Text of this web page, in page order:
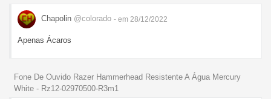
Chapolin @colorado - em 28/12/2022
Apenas Ácaros
Fone De Ouvido Razer Hammerhead Resistente A Água Mercury
White - Rz12-02970500-R3m1